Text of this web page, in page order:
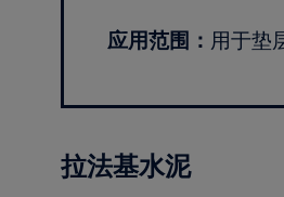
应用范围： 用于垫
拉法基水泥